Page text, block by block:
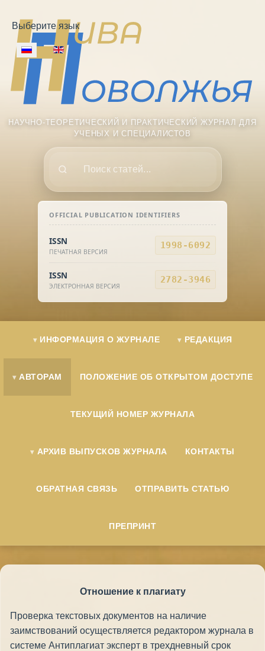
Выберите язык
OFFICIAL PUBLICATION IDENTIFIERS
ISSN
ПЕЧАТНАЯ ВЕРСИЯ
1998-6092
ISSN
ЭЛЕКТРОННАЯ ВЕРСИЯ
2782-3946
НАУЧНО-ТЕОРЕТИЧЕСКИЙ И ПРАКТИЧЕСКИЙ ЖУРНАЛ ДЛЯ
УЧЕНЫХ И СПЕЦИАЛИСТОВ
ИНФОРМАЦИЯ О ЖУРНАЛЕ РЕДАКЦИЯ
АВТОРАМ ПОЛОЖЕНИЕ ОБ ОТКРЫТОМ ДОСТУПЕ
ТЕКУЩИЙ НОМЕР ЖУРНАЛА
АРХИВ ВЫПУСКОВ ЖУРНАЛА КОНТАКТЫ
ОБРАТНАЯ СВЯЗЬ ОТПРАВИТЬ СТАТЬЮ
ПРЕПРИНТ
Отношение к плагиату
Проверка текстовых документов на наличие
заимствований осуществляется редактором журнала в
системе Антиплагиат эксперт в трехдневный срок